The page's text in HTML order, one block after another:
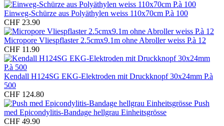
Einweg-Schürze aus Polyäthylen weiss 110x70cm P.à 100
CHF 23.90
Micropore Vliespflaster 2.5cmx9.1m ohne Abroller weiss P.à 12
CHF 11.90
Kendall H124SG EKG-Elektroden mit Druckknopf 30x24mm P.à
500
CHF 124.80
Push
med Epicondylitis-Bandage hellgrau Einheitsgrösse
CHF 49.90